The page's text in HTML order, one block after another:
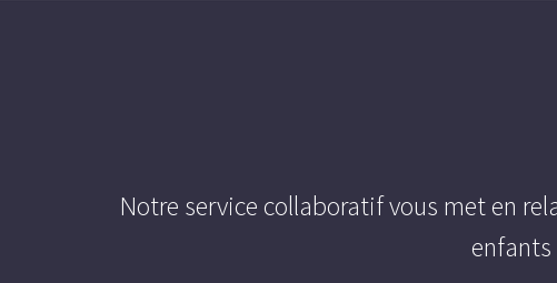
Notre service collaboratif vous met en
enfants